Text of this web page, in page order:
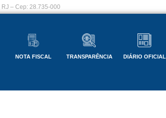
– Cep: 28.735-000
NOTA FISCAL TRANSPARÊNCIA DIÁRIO OFICIAL